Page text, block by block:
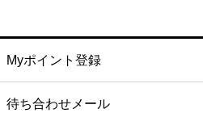
Myポイント登録
待ち合わせメール